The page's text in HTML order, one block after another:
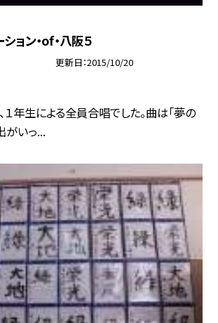
ョン・of・八阪５
更新日 2015/10/20
１年生による全員合唱でした。曲は「夢の
がいっ...